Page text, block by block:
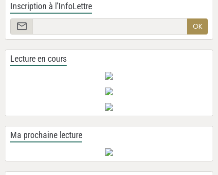
Inscription à l'InfoLettre
OK
Lecture en cours
Ma prochaine lecture